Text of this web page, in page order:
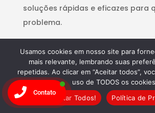
soluções rápidas e eficazes para
problema.
Usamos cookies em nosso site para
mais relevante, lembrando suas
repetidas. Ao clicar em “Aceitar todos”,
uso de TODOS os
Aceitar Todos!
Política de
Contato